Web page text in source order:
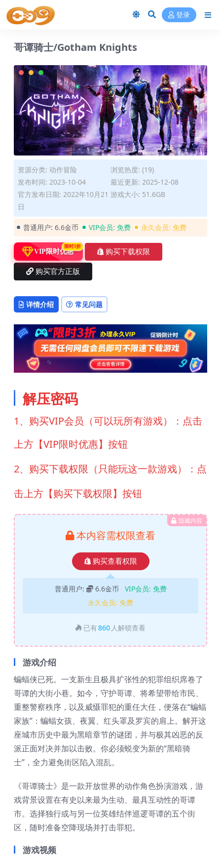
登录
哥谭骑士/Gotham Knights
资源分类: 动作冒险
浏览热度: (19)
发布时间: 2023-10-04
最近更新: 2025-12-08
官方发布日期: 2022年10月21
日
游戏大小: 51.6GB
普通用户: 6.6金币 VIP会员: 免费 永久会员: 免费
VIP限时优惠
限时3折
购买下载权限
购买官方正版
详情介绍 常见问题
解压密码
1、购买VIP会员（可以玩所有游戏）：点击
上方【VIP限时优惠】按钮
2、购买下载权限（只能玩这一款游戏）：点
击上方【购买下载权限】按钮
隐藏内容
本内容需权限查看
购买查看权限
普通用户: 6.6金币 VIP会员: 免费
永久会员: 免费
已有860 人解锁查看
游戏介绍
蝙蝠侠已死。一支新生且极具扩张性的犯罪组织席卷了
哥谭的大街小巷。如今，守护哥谭、将希望带给市民、
重整警察秩序，以及威慑罪犯的重任大任，便落在“蝙蝠
家族”：蝙蝠女孩、夜翼、红头罩及罗宾的肩上。解开这
座城市历史中最为黑暗章节的谜团，并与极其凶恶的反
派正面对决并加以击败。你必须蜕变为新的“黑暗骑
士”，全力避免街区陷入混乱。
《哥谭骑士》是一款开放世界的动作角色扮演游戏，游
戏背景设置在有史以来最为生动、最具互动性的哥谭
市。选择独行或与另一位英雄结伴巡逻哥谭的五个街
区，随时准备空降现场并打击罪犯。
游戏视频